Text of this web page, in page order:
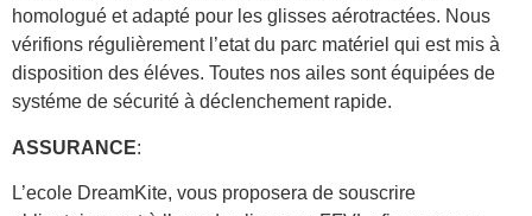
homologué et adapté pour les glisses aérotractées. Nous
vérifions régulièrement l’etat du parc matériel qui est mis à
disposition des éléves. Toutes nos ailes sont équipées de
systéme de sécurité à déclenchement rapide.
ASSURANCE:
L’ecole DreamKite, vous proposera de souscrire